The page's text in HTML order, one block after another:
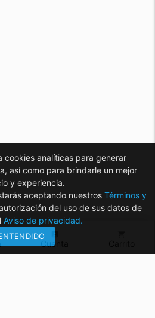
Cuenta
cookies analíticas para generar
así como para brindarle un mejor
y experiencia.
aceptando nuestros Términos y
del uso de sus datos de
Aviso de privacidad.